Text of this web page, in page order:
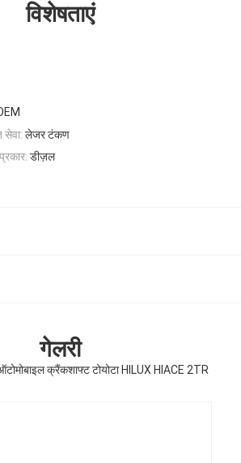
विशेषताएं
सेवा: लेजर टंकण
डीज़ल
गेलरी
क्रैंकशाफ्ट टोयोटा HILUX HIACE 2TR